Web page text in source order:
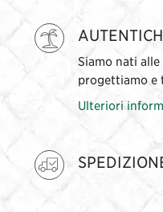
Siamo nati
progettiamo e
Ulteriori